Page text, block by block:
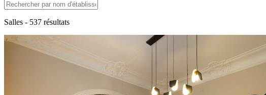
Salles - 537 résultats